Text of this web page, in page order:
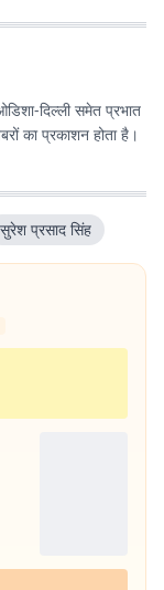
दिल्‍ली समेत प्रभात
का प्रकाशन होता है।
सुरेश प्रसाद सिंह